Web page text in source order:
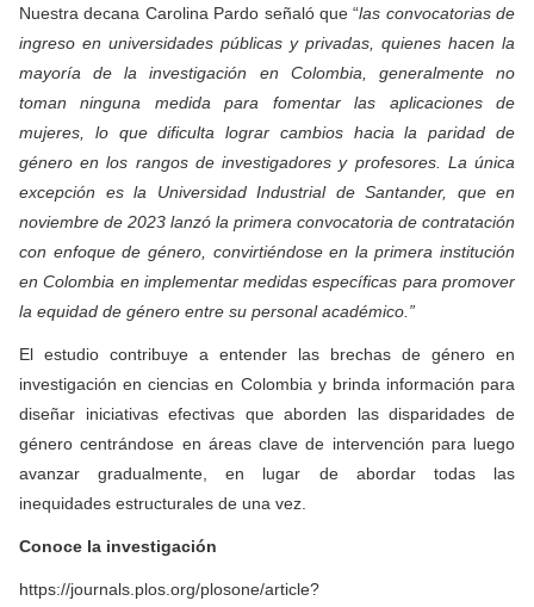
Nuestra decana Carolina Pardo señaló que “las convocatorias de
ingreso en universidades públicas y privadas, quienes hacen la
mayoría de la investigación en Colombia, generalmente no
toman ninguna medida para fomentar las aplicaciones de
mujeres, lo que dificulta lograr cambios hacia la paridad de
género en los rangos de investigadores y profesores. La única
excepción es la Universidad Industrial de Santander, que en
noviembre de 2023 lanzó la primera convocatoria de contratación
con enfoque de género, convirtiéndose en la primera institución
en Colombia en implementar medidas específicas para promover
la equidad de género entre su personal académico.”
El estudio contribuye a entender las brechas de género en
investigación en ciencias en Colombia y brinda información para
diseñar iniciativas efectivas que aborden las disparidades de
género centrándose en áreas clave de intervención para luego
avanzar gradualmente, en lugar de abordar todas las
inequidades estructurales de una vez.
Conoce la investigación
https://journals.plos.org/plosone/article?